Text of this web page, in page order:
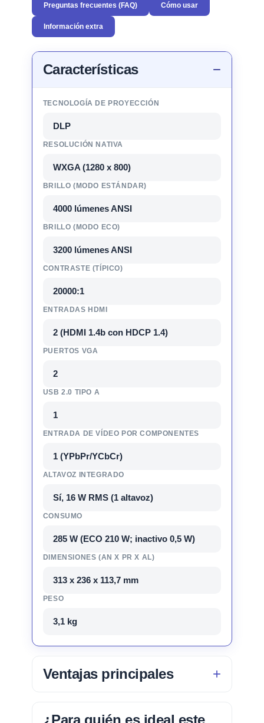
Preguntas frecuentes (FAQ) Cómo usar
Información extra
Características
TECNOLOGÍA DE PROYECCIÓN
DLP
RESOLUCIÓN NATIVA
WXGA (1280 x 800)
BRILLO (MODO ESTÁNDAR)
4000 lúmenes ANSI
BRILLO (MODO ECO)
3200 lúmenes ANSI
CONTRASTE (TÍPICO)
20000:1
ENTRADAS HDMI
2 (HDMI 1.4b con HDCP 1.4)
PUERTOS VGA
2
USB 2.0 TIPO A
1
ENTRADA DE VÍDEO POR COMPONENTES
1 (YPbPr/YCbCr)
ALTAVOZ INTEGRADO
Sí, 16 W RMS (1 altavoz)
CONSUMO
285 W (ECO 210 W; inactivo 0,5 W)
DIMENSIONES (AN X PR X AL)
313 x 236 x 113,7 mm
PESO
3,1 kg
Ventajas principales
¿Para quién es ideal este